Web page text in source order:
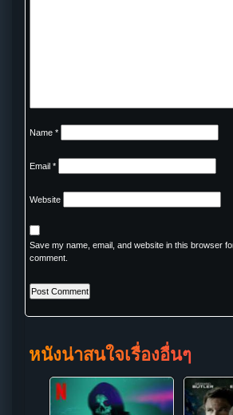
Name *
Email *
Website
Save my name, email, and website in this browser
comment.
หนังน่าสนใจเรื่องอื่นๆ